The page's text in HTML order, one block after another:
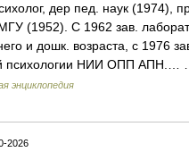
дер пед. наук (1974),
(1952). С 1962 зав.
и дошк. возраста, с 1976
психологии НИИ ОПП
энциклопедия
2026